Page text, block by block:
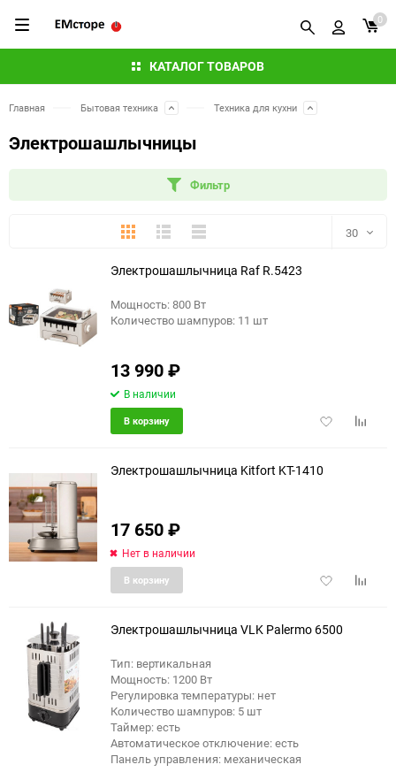
КАТАЛОГ ТОВАРОВ
0
Главная Бытовая техника Техника для кухни
Электрошашлычницы
Фильтр
ПлиткаПодробноКомпактно 30
Электрошашлычница Raf R.5423
Мощность: 800 Вт
Количество шампуров: 11 шт
13 990₽
В наличии
Добавить
В корзину
Электрошашлычница Kitfort KT-1410
17 650₽
Нет в наличии
Добавить
В корзину
еще 18 фото
Электрошашлычница VLK Palermo 6500
Тип: вертикальная
Мощность: 1200 Вт
Регулировка температуры: нет
Количество шампуров: 5 шт
Таймер: есть
Автоматическое отключение: есть
Панель управления: механическая